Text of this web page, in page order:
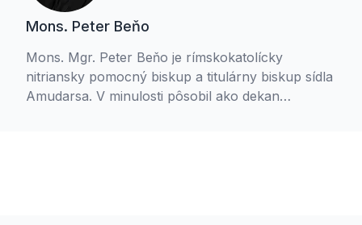
Mons. Peter Beňo
Mons. Mgr. Peter Beňo je rímskokatolícky
nitriansky pomocný biskup a titulárny biskup sídla
Amudarsa. V minulosti pôsobil ako dekan